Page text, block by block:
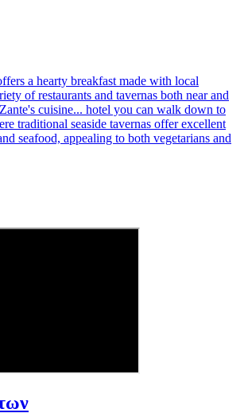
a hearty breakfast made with local
of restaurants and tavernas both near and
cuisine... hotel you can walk down to
traditional seaside tavernas offer excellent
seafood, appealing to both vegetarians and